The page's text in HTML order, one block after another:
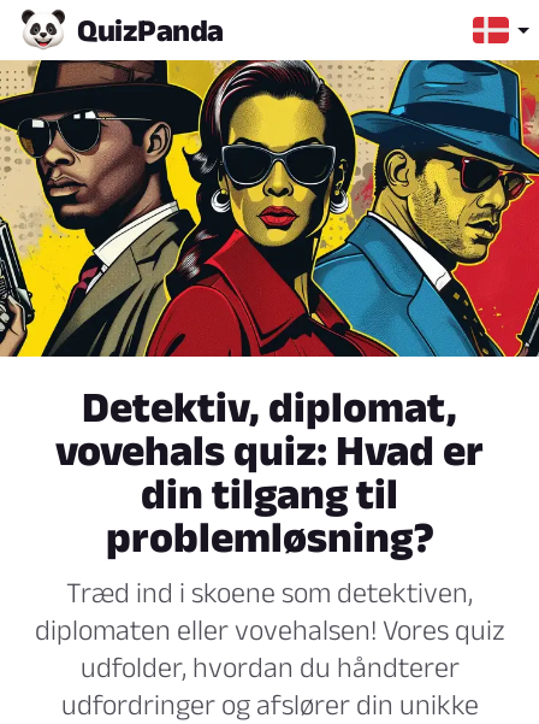
QuizPanda
Detektiv, diplomat,
vovehals quiz: Hvad er
din tilgang til
problemløsning?
Træd ind i skoene som detektiven,
diplomaten eller vovehalsen! Vores quiz
udfolder, hvordan du håndterer
udfordringer og afslører din unikke